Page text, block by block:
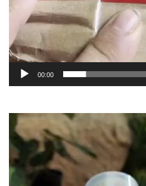
00:00
Trình
chơi
Video